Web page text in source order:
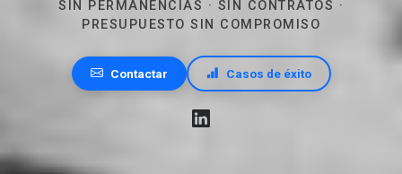
SIN PERMANENCIAS · SIN CONTRATOS ·
PRESUPUESTO SIN COMPROMISO
Contactar Casos de éxito